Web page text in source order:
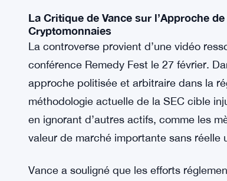
La Critique de Vance sur l’Approche
Cryptomonnaies
La controverse provient d’une vidéo
conférence Remedy Fest le 27 février.
approche politisée et arbitraire dans la
méthodologie actuelle de la SEC cible
en ignorant d’autres actifs, comme les
valeur de marché importante sans réelle
Vance a souligné que les efforts